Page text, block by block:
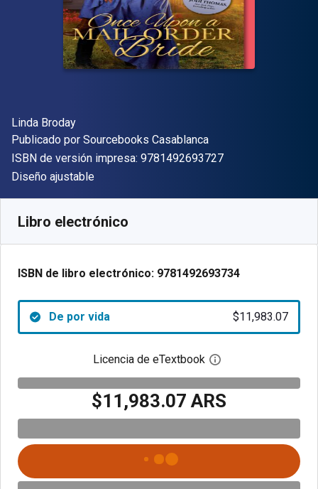
Autor(es)
Linda Broday
Editor
Publicado por Sourcebooks Casablanca
ISBN de versión impresa: 9781492693727"ISBN-13
Formato
Diseño ajustable
Libro electrónico
ISBN de libro electrónico: 9781492693734
De por vida $11,983.07
Licencia de eTextbook Abre el cuadro de
$11,983.07 ARS